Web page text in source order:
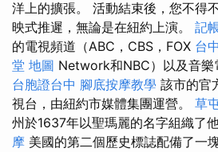
洋上的擴張。 活動結束後，您不得
映式推遲，無論是在紐約上演。 記
的電視頻道（ABC，CBS，FOX 台
堂 地圖 Network和NBC）以及音樂
台胞證台中 腳底按摩教學 該市的官
視台，由紐約市媒體集團運營。 草
州於1637年以聖瑪麗的名字組織了
摩 美國的第二個歷史標誌配備了一